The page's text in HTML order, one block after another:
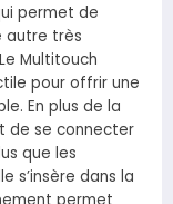
permet de
autre très
Multitouch
pour offrir une
En plus de la
de se connecter
que les
s’insère dans la
permet